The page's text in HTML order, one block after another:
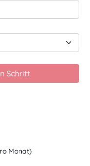
Monat)